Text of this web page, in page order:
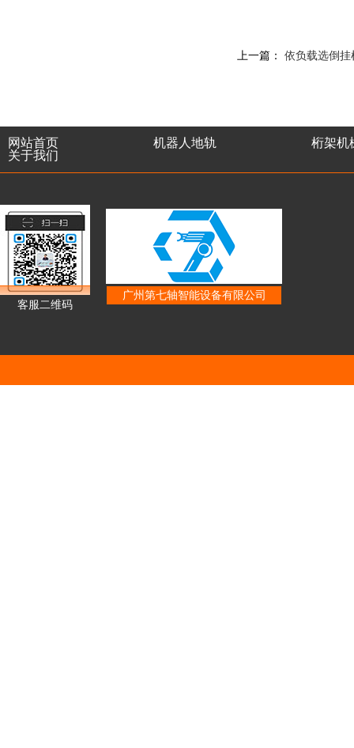
上一篇： 依负载选倒
网站首页 机器人地轨
桁架机
关于我们
客服二维码
广州第七轴智能设备有限公司